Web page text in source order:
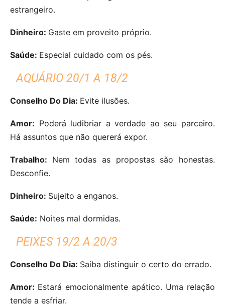
estrangeiro.
Dinheiro: Gaste em proveito próprio.
Saúde: Especial cuidado com os pés.
AQUÁRIO 20/1 A 18/2
Conselho Do Dia: Evite ilusões.
Amor: Poderá ludibriar a verdade ao seu parceiro.
Há assuntos que não quererá expor.
Trabalho: Nem todas as propostas são honestas.
Desconfie.
Dinheiro: Sujeito a enganos.
Saúde: Noites mal dormidas.
PEIXES 19/2 A 20/3
Conselho Do Dia: Saiba distinguir o certo do errado.
Amor: Estará emocionalmente apático. Uma relação
tende a esfriar.